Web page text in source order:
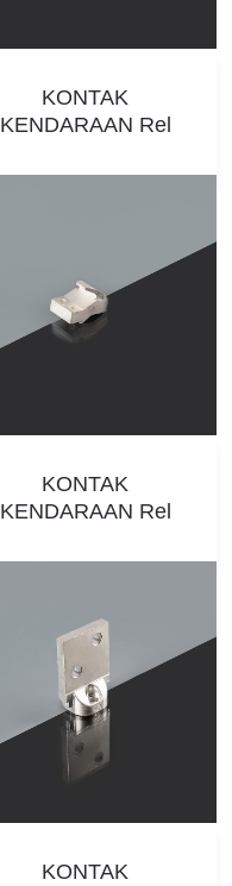
KONTAK
KENDARAAN Rel
KONTAK
KENDARAAN Rel
KONTAK